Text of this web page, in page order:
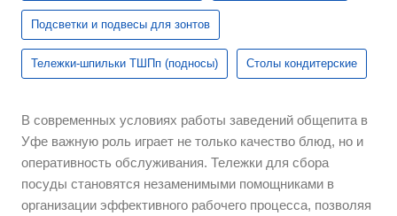
Подсветки и подвесы для зонтов
Тележки-шпильки ТШПп (подносы) Столы кондитерские
В современных условиях работы заведений общепита в
Уфе важную роль играет не только качество блюд, но и
оперативность обслуживания. Тележки для сбора
посуды становятся незаменимыми помощниками в
организации эффективного рабочего процесса, позволяя